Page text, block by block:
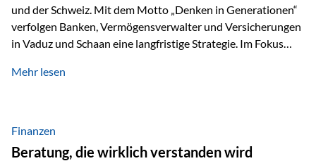
und der Schweiz. Mit dem Motto „Denken in Generationen“
verfolgen Banken, Vermögensverwalter und Versicherungen
in Vaduz und Schaan eine langfristige Strategie. Im Fokus
Marktzugang Liechtenstein hat sich in den letzten Jahren zu
verfügbaren Kennzahlen (Stand Ende 2024, veröffentlicht
2025/2026)…
Mehr lesen
Finanzen
Beratung, die wirklich verstanden wird